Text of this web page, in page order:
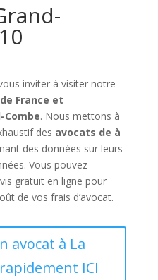
inviter à visiter notre
France et
Combe. Nous mettons à
des avocats de à
des données sur leurs
Vous pouvez
gratuit en ligne pour
de vos frais d’avocat.
avocat à La
ICI